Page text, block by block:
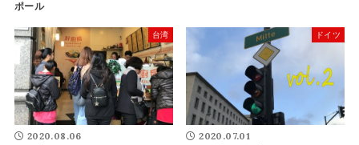
ポール
台湾
2020.08.06
ドイツ
2020.07.01